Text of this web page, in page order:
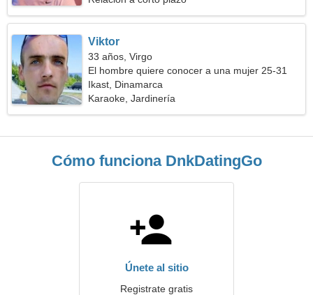
Viktor
33 años, Virgo
El hombre quiere conocer a una mujer 25-31
Ikast, Dinamarca
Karaoke, Jardinería
Cómo funciona DnkDatingGo
Únete al sitio
Registrate gratis